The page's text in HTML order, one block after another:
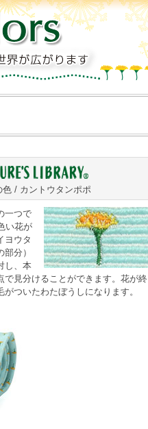
色 / カントウタンポポ
一つで
い花が
ヨウタ
分）
し、本
で見分けることができます。花が終
ついたわたぼうしになります。